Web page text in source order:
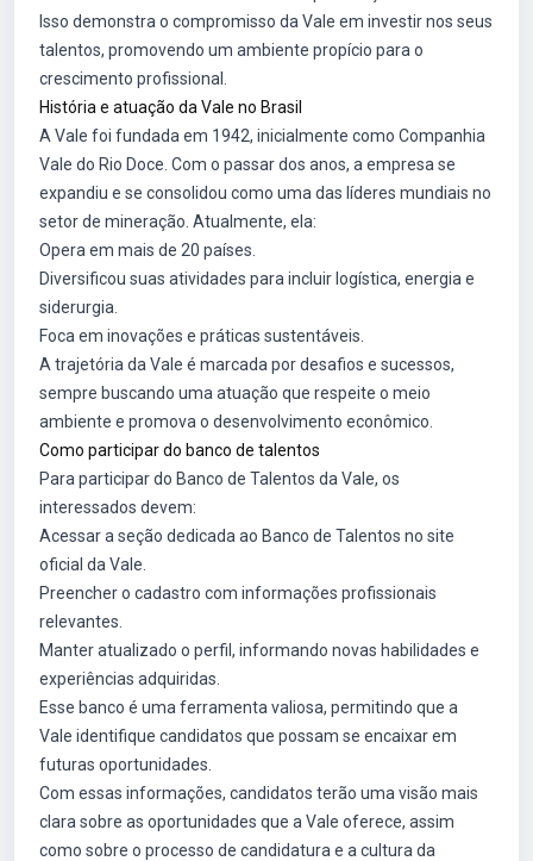
Isso demonstra o compromisso da Vale em investir nos seus
talentos, promovendo um ambiente propício para o
crescimento profissional.
História e atuação da Vale no Brasil
A Vale foi fundada em 1942, inicialmente como Companhia
Vale do Rio Doce. Com o passar dos anos, a empresa se
expandiu e se consolidou como uma das líderes mundiais no
setor de mineração. Atualmente, ela:
Opera em mais de 20 países.
Diversificou suas atividades para incluir logística, energia e
siderurgia.
Foca em inovações e práticas sustentáveis.
A trajetória da Vale é marcada por desafios e sucessos,
sempre buscando uma atuação que respeite o meio
ambiente e promova o desenvolvimento econômico.
Como participar do banco de talentos
Para participar do Banco de Talentos da Vale, os
interessados devem:
Acessar a seção dedicada ao Banco de Talentos no site
oficial da Vale.
Preencher o cadastro com informações profissionais
relevantes.
Manter atualizado o perfil, informando novas habilidades e
experiências adquiridas.
Esse banco é uma ferramenta valiosa, permitindo que a
Vale identifique candidatos que possam se encaixar em
futuras oportunidades.
Com essas informações, candidatos terão uma visão mais
clara sobre as oportunidades que a Vale oferece, assim
como sobre o processo de candidatura e a cultura da